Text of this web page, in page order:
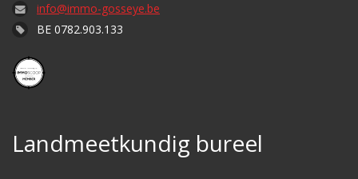
info@immo-gosseye.be
BE 0782.903.133
Landmeetkundig bureel